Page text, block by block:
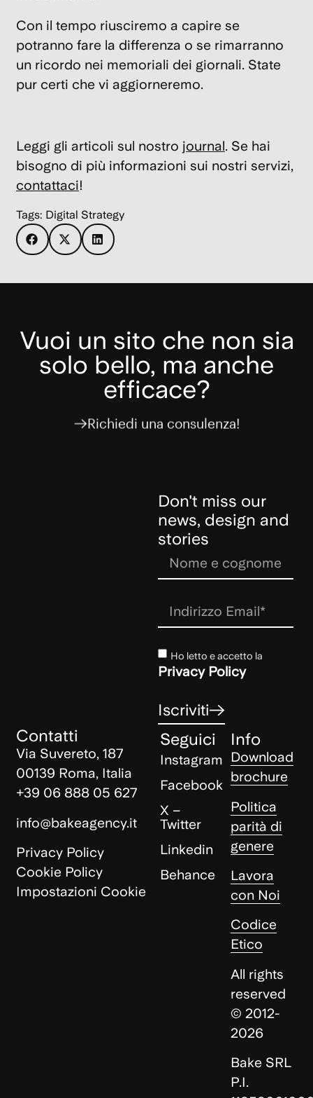
Con il tempo riusciremo a capire se
potranno fare la differenza o se rimarranno
un ricordo nei memoriali dei giornali. State
pur certi che vi aggiorneremo.
Leggi gli articoli sul nostro journal. Se hai
bisogno di più informazioni sui nostri servizi,
contattaci!
Tags: Digital Strategy
Vuoi un sito che non sia
solo bello, ma anche
efficace?
Richiedi una consulenza!
Don't miss our
news, design and
stories
Ho letto e accetto la
Privacy Policy
Iscriviti
Contatti
Via Suvereto, 187
00139 Roma, Italia
+39 06 888 05 627
info@bakeagency.it
Privacy Policy
Cookie Policy
Impostazioni Cookie
Seguici
Instagram
Facebook
X –
Twitter
Linkedin
Behance
Info
Download
brochure
Politica
parità di
genere
Lavora
con Noi
Codice
Etico
All rights
reserved
© 2012-
2026
Bake SRL
P.I.